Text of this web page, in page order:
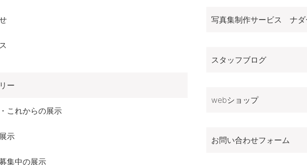
ー
これからの展示
示
集中の展示
写真集制作サービス ナダ
スタッフブログ
webショップ
お問い合わせフォーム